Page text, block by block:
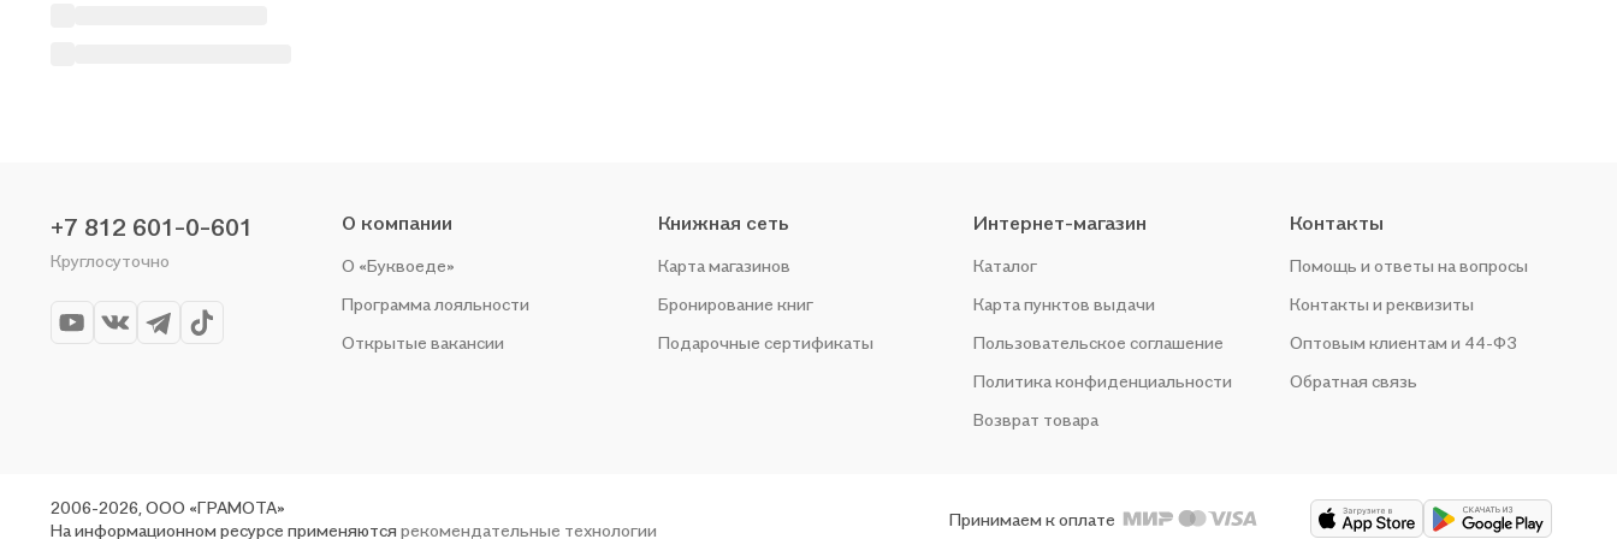
+7 812 601-0-601
Круглосуточно
О компании
О «Буквоеде»
Программа лояльности
Открытые вакансии
Книжная сеть
Карта магазинов
Бронирование книг
Подарочные сертификаты
Интернет-магазин
Каталог
Карта пунктов выдачи
Пользовательское соглашение
Политика конфиденциальности
Возврат товара
Контакты
Помощь и ответы на вопросы
Контакты и реквизиты
Оптовым клиентам и 44-ФЗ
Обратная связь
2006-2026, ООО «ГРАМОТА»
На информационном ресурсе применяются рекомендательные технологии
Принимаем к оплате